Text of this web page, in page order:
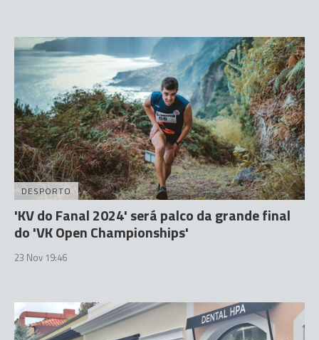
DESPORTO
'KV do Fanal 2024' será palco da grande final
do 'VK Open Championships'
23 Nov 19:46